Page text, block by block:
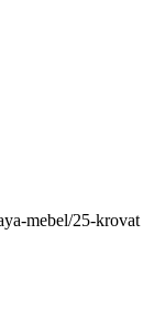
mebel/25-krovat